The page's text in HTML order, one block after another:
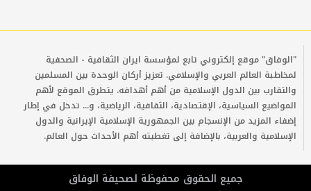
"الوفاق" موقع إلكتروني تابع لمؤسسة ايران الثقافية - الصحفية
لمخاطبة العالم العربي والإسلامي. تعزيز أركان الوحدة بين المسلمين
والتقارب بين الدول الإسلامية من أهم أهدافه. يتطرق الموقع لأهم
المواضيع السياسية، الإقتصادية، الثقافية، الرياضية، و... تدخل في إطار
إضفاء المزيد من الإنسجام بين الجمهورية الإسلامية الإيرانية والدول
الإسلامية والعربية، بالإضافة إلى تغطيته أهم الأحداث حول العالم.
جمیع الحقوق محفوظة لصحیفة الوفاق